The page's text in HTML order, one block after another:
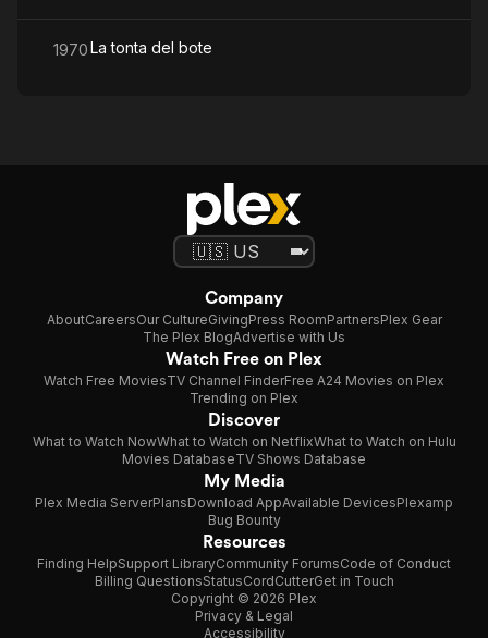
1970La tonta del bote
Company
AboutCareersOur CultureGivingPress RoomPartnersPlex Gear
The Plex BlogAdvertise with Us
Watch Free on Plex
Watch Free MoviesTV Channel FinderFree A24 Movies on Plex
Trending on Plex
Discover
What to Watch NowWhat to Watch on NetflixWhat to Watch on Hulu
Movies DatabaseTV Shows Database
My Media
Plex Media ServerPlansDownload AppAvailable DevicesPlexamp
Bug Bounty
Resources
Finding HelpSupport LibraryCommunity ForumsCode of Conduct
Billing QuestionsStatusCordCutterGet in Touch
Copyright © 2026 Plex
Privacy & Legal
Accessibility